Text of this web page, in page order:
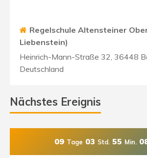
Regelschule Altensteiner
Liebenstein)
Heinrich-Mann-Straße 32, 36448
Deutschland
Nächstes Ereignis
09 Tage 03 Std. 55 Min.